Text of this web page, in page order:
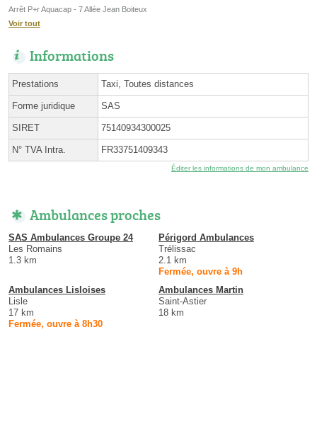
Arrêt P+r Aquacap - 7 Allée Jean Boiteux
Voir tout
Informations
Prestations Taxi, Toutes distances
Forme juridique SAS
SIRET 75140934300025
N° TVA Intra. FR33751409343
Éditer les informations de mon ambulance
Ambulances proches
SAS Ambulances Groupe 24
Les Romains
1.3 km
Périgord Ambulances
Trélissac
2.1 km
Fermée, ouvre à 9h
Ambulances Lisloises
Lisle
17 km
Fermée, ouvre à 8h30
Ambulances Martin
Saint-Astier
18 km